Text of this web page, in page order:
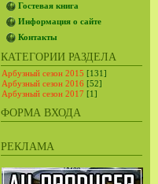
Гостевая книга
Информация о сайте
Контакты
КАТЕГОРИИ РАЗДЕЛА
Арбузный сезон 2015 [131]
Арбузный сезон 2016 [52]
Арбузный сезон 2017 [1]
ФОРМА ВХОДА
РЕКЛАМА